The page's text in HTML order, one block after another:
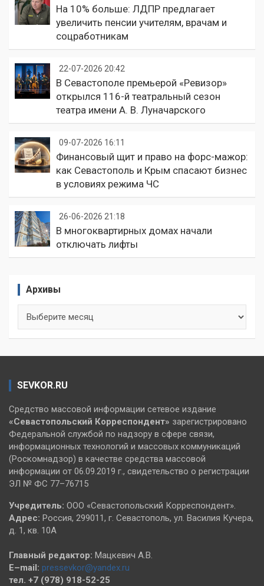
На 10% больше: ЛДПР предлагает
увеличить пенсии учителям, врачам и
соцработникам
22-07-2026 20:42
В Севастополе премьерой «Ревизор»
открылся 116-й театральный сезон
театра имени А. В. Луначарского
09-07-2026 16:11
Финансовый щит и право на форс-мажор:
как Севастополь и Крым спасают бизнес
в условиях режима ЧС
26-06-2026 21:18
В многоквартирных домах начали
отключать лифты
Архивы
SEVKOR.RU
Средство массовой информации сетевое издание
«Севастопольский Корреспондент» зарегистрировано
Федеральной службой по надзору в сфере связи,
информационных технологий и массовых коммуникаций
(Роскомнадзор) в качестве средства массовой
информации от 06.09.2019 г., свидетельство о регистрации
ЭЛ № ФС 77–76715
Учредитель: ООО «Севастопольский Корреспондент».
Адрес: Россия, 299011, г. Севастополь, ул. Василия Кучера,
д. 1, кв. 10А
Главный редактор: Мацкевич А.В.
E–mail: pressevkor@yandex.ru
тел. +7 (978) 918-52-25